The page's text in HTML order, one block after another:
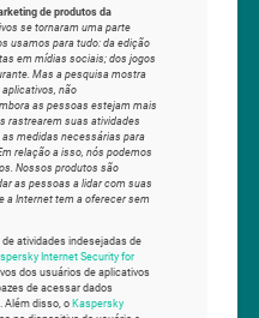
de produtos da
se tornaram uma parte
usamos para tudo: da edição
em mídias sociais; dos jogos
Mas a pesquisa mostra
não
as pessoas estejam mais
rastrearem suas atividades
medidas necessárias para
relação a isso, nós podemos
Nossos produtos são
as pessoas a lidar com suas
a Internet tem a oferecer sem
atividades indesejadas de
Internet Security for
dos usuários de aplicativos
de acessar dados
Além disso, o Kaspersky